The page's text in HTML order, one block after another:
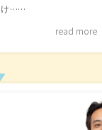
け……
read more